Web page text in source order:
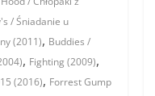
/ Śniadanie u
(2011), Buddies /
, Fighting (2009),
(2016), Forrest Gump